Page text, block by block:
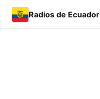
Radios de Ecuador